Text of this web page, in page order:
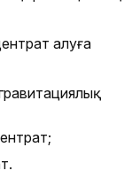
алуға